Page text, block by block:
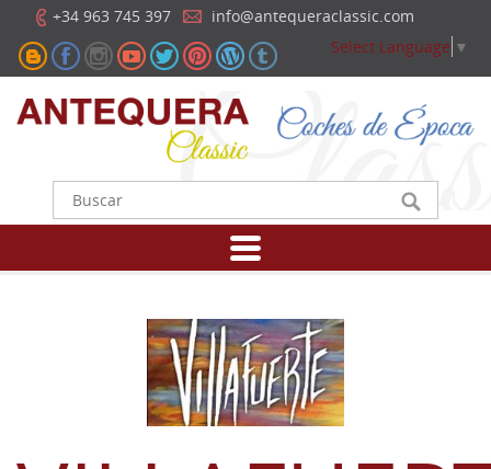
+34 963 745 397
info@antequeraclassic.com
Select Language ▼